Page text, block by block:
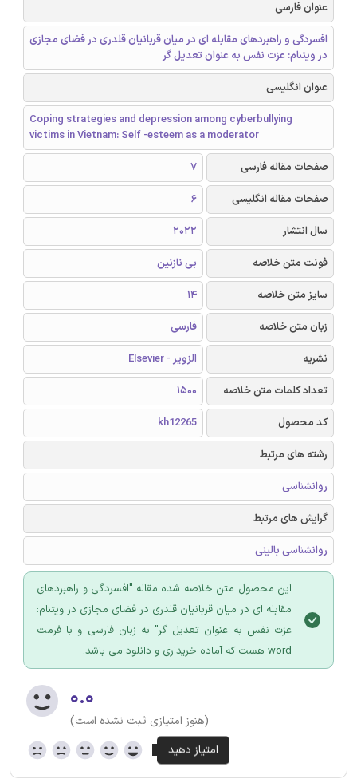
عنوان فارسی
افسردگی و راهبردهای مقابله ای در میان قربانیان قلدری در فضای مجازی
در ویتنام: عزت نفس به عنوان تعدیل گر
عنوان انگلیسی
Coping strategies and depression among cyberbullying
victims in Vietnam: Self -esteem as a moderator
صفحات مقاله فارسی
7
صفحات مقاله انگلیسی
6
سال انتشار
2022
فونت متن خلاصه
بی نازنین
سایز متن خلاصه
14
زبان متن خلاصه
فارسی
نشریه
الزویر - Elsevier
تعداد کلمات متن خلاصه
1500
کد محصول
kh12265
رشته های مرتبط
روانشناسی
گرایش های مرتبط
روانشناسی بالینی
این محصول متن خلاصه شده مقاله "افسردگی و راهبردهای
مقابله ای در میان قربانیان قلدری در فضای مجازی در ویتنام:
عزت نفس به عنوان تعدیل گر" به زبان فارسی و با فرمت
word هست که آماده خریداری و دانلود می باشد.
۰.۰
(هنوز امتیازی ثبت نشده است)